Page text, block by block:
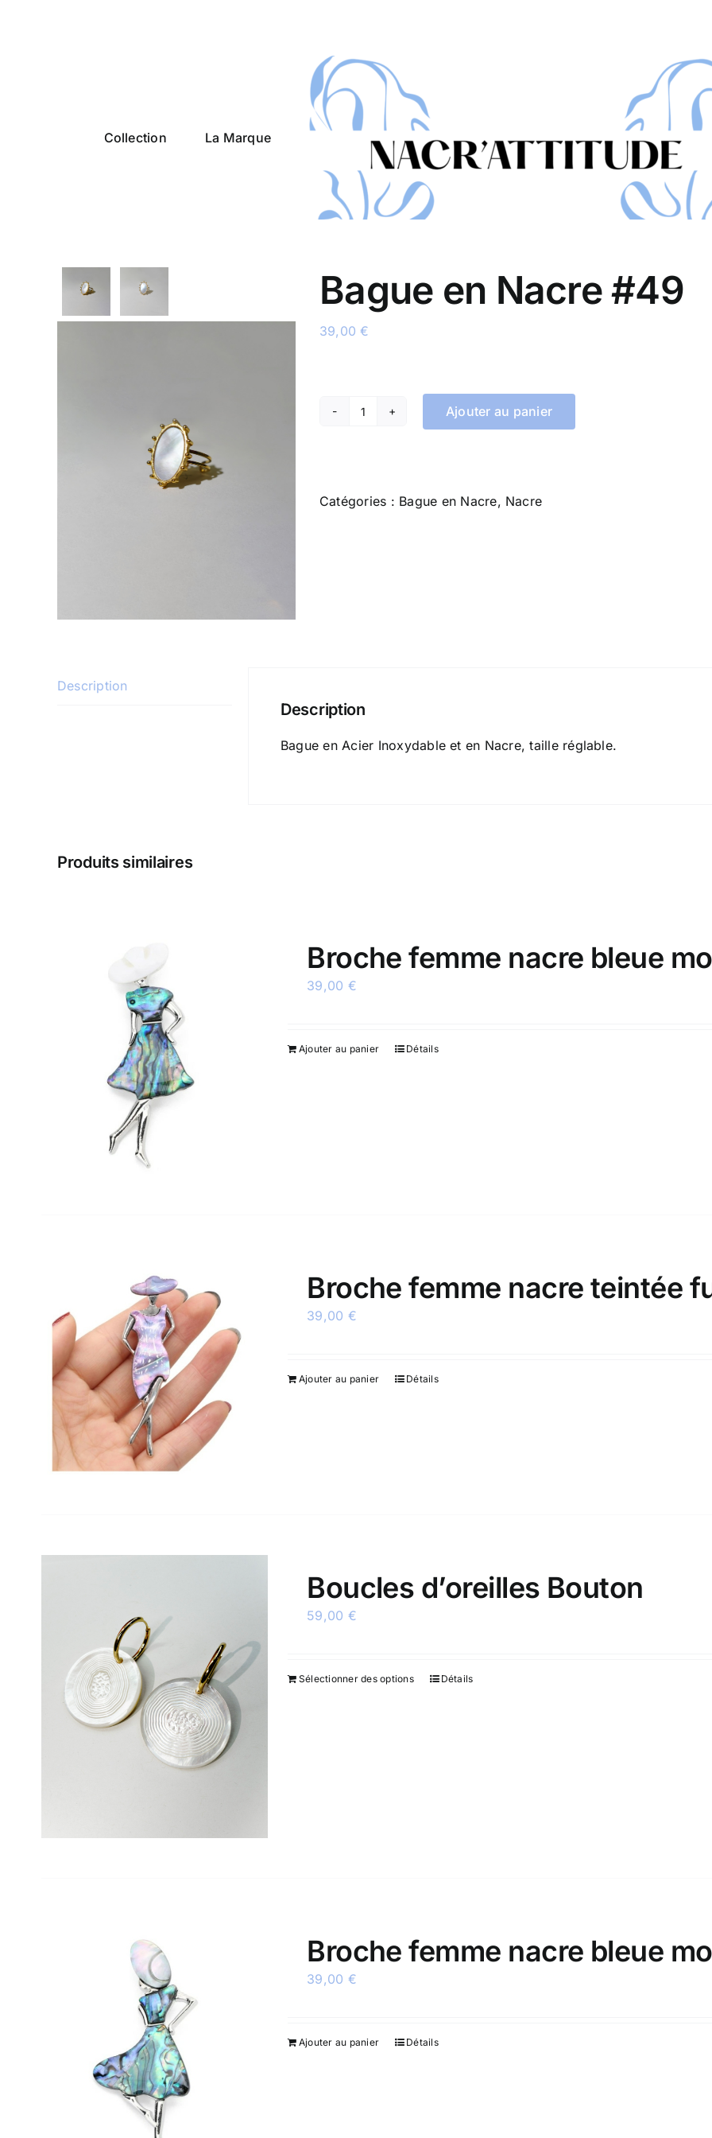
Collection La Marque
Bague en Nacre #49
39,00€
quantité
Nacre
Ajouter au panier
Catégories : Bague en Nacre, Nacre
Description
Description
Bague en Acier Inoxydable et en Nacre, taille réglable.
Produits similaires
Broche femme nacre bleue
39,00 €
Ajouter au panier Détails
Broche femme nacre teintée
39,00 €
Ajouter au panier Détails
Boucles d’oreilles Bouton
59,00 €
Sélectionner des options Détails
Broche femme nacre bleue
39,00 €
Ajouter au panier Détails